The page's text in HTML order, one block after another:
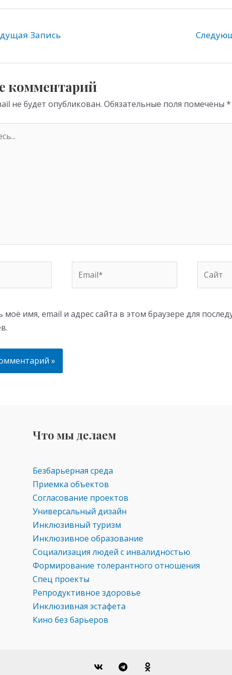
gr
m
s
p
p
Запись
комментарий
не будет опубликован. Обязательные поля помечены *
моё имя, email и адрес сайта в этом браузере для
Что мы делаем
Безбарьерная среда
Приемка объектов
Согласование проектов
Универсальный дизайн
Инклюзивный туризм
Инклюзивное образование
Социализация людей с инвалидностью
Формирование толерантного отношения
Спец проекты
Репродуктивное здоровье
Инклюзивная эстафета
Кино без барьеров